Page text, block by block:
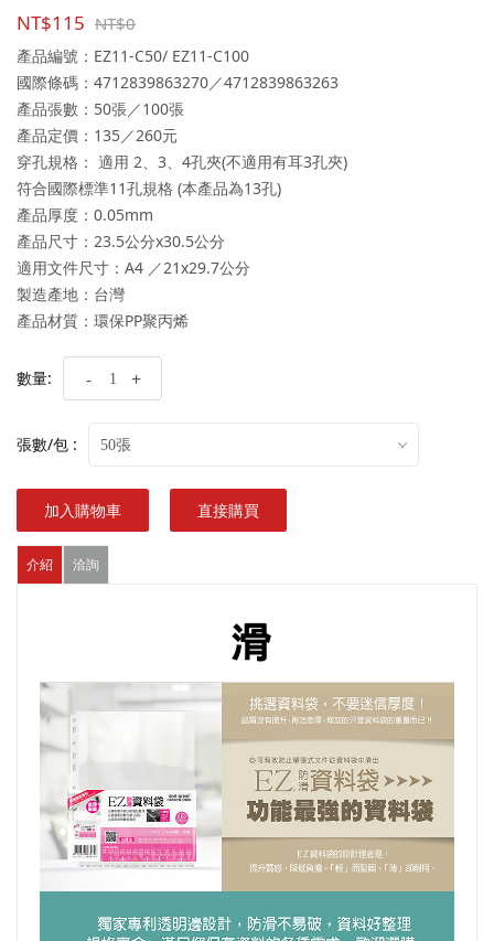
NT$115 NT$0
產品編號：EZ11-C50/ EZ11-C100
國際條碼：4712839863270／4712839863263
產品張數：50張／100張
產品定價：135／260元
穿孔規格： 適用 2、3、4孔夾(不適用有耳3孔夾)
符合國際標準11孔規格 (本產品為13孔)
產品厚度：0.05mm
產品尺寸：23.5公分x30.5公分
適用文件尺寸：A4 ／21x29.7公分
製造產地：台灣
產品材質：環保PP聚丙烯
數量: - +
張數/包 : 50張
加入購物車 直接購買
介紹 洽詢